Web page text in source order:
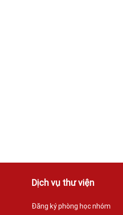
Dịch vụ thư viện
Đăng ký phòng học nhóm